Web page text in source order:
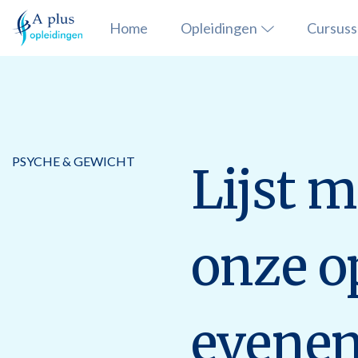
Home Opleidingen
PSYCHE & GEWICHT
Lijst
onze